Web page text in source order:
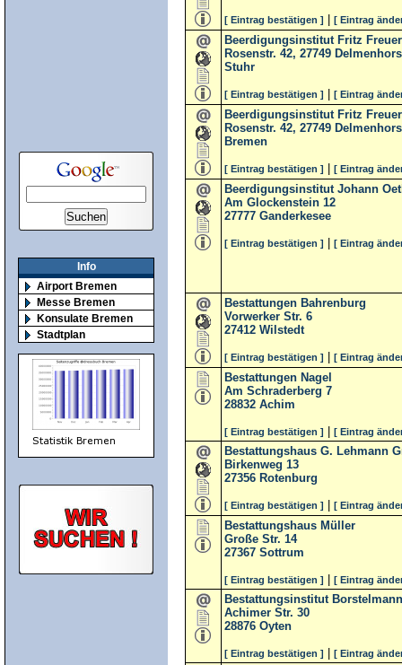
Info
Airport Bremen
Messe Bremen
Konsulate Bremen
Stadtplan
[ Eintrag bestätigen ] [ Eintrag
Beerdigungsinstitut Fritz
Rosenstr. 42, 27749
Stuhr
[ Eintrag bestätigen ] [ Eintrag
Beerdigungsinstitut Fritz
Rosenstr. 42, 27749
Bremen
[ Eintrag bestätigen ] [ Eintrag
Beerdigungsinstitut Johann
Am Glockenstein 12
27777 Ganderkesee
[ Eintrag bestätigen ] [ Eintrag
Bestattungen Bahrenburg
Vorwerker Str. 6
27412 Wilstedt
[ Eintrag bestätigen ] [ Eintrag
Bestattungen Nagel
Am Schraderberg 7
28832 Achim
[ Eintrag bestätigen ] [ Eintrag
Bestattungshaus G. Lehmann
Birkenweg 13
27356 Rotenburg
[ Eintrag bestätigen ] [ Eintrag
Bestattungshaus Müller
Große Str. 14
27367 Sottrum
[ Eintrag bestätigen ] [ Eintrag
Bestattungsinstitut
Achimer Str. 30
28876 Oyten
[ Eintrag bestätigen ] [ Eintrag